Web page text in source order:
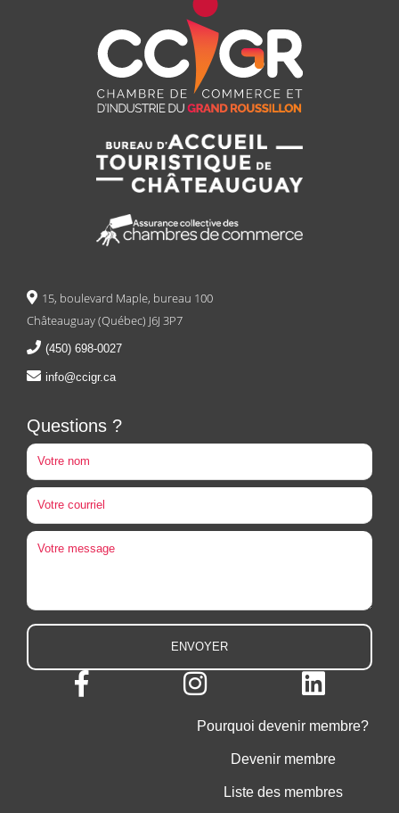
15, boulevard Maple, bureau 100
Châteauguay (Québec) J6J 3P7
(450) 698-0027
info@ccigr.ca
Questions ?
Pourquoi devenir membre?
Devenir membre
Liste des membres